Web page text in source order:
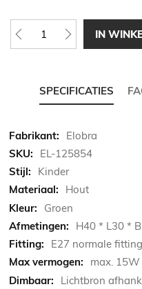
IN
SPECIFICATIES
Meer
informatie
Elobra
EL-125854
Kinder
Hout
Groen
H40 * L30 *
E27 normale fitting
max. 15W
Lichtbron